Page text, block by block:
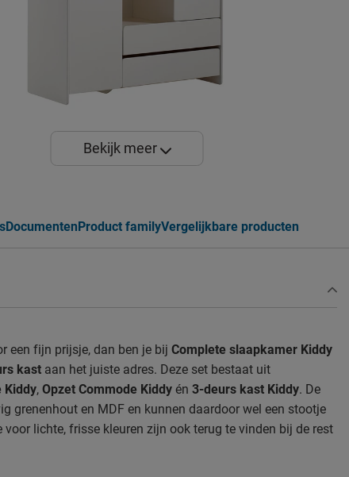
Bekijk meer
Documenten Product familyVergelijkbare producten
een fijn prijsje, dan ben je bij Complete slaapkamer Kiddy
kast aan het juiste adres. Deze set bestaat uit
Kiddy, Opzet Commode Kiddy én 3-deurs kast Kiddy. De
grenenhout en MDF en kunnen daardoor wel een stootje
voor lichte, frisse kleuren zijn ook terug te vinden bij de rest